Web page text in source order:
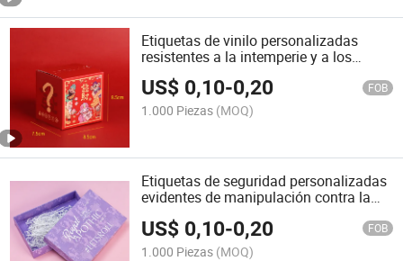
Etiquetas de vinilo personalizadas
resistentes a la intemperie y a los
arañazos para uso en exteriores
US$ 0,10-0,20 FOB
1.000 Piezas (MOQ)
Etiquetas de seguridad personalizadas
evidentes de manipulación contra la
US$ 0,10-0,20 FOB
1.000 Piezas (MOQ)